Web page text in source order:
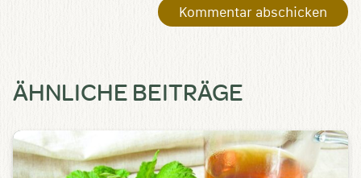
ÄHNLICHE BEITRÄGE